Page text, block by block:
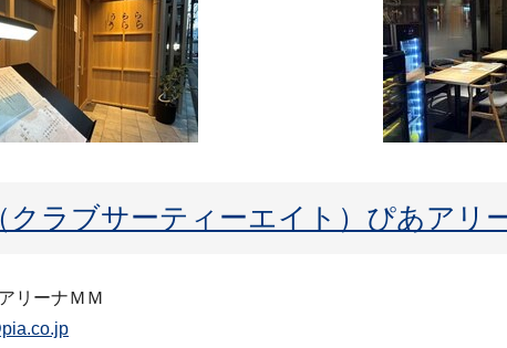
クラブサーティーエイト）ぴあアリ
リーナＭＭ